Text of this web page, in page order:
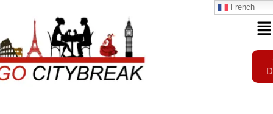
French